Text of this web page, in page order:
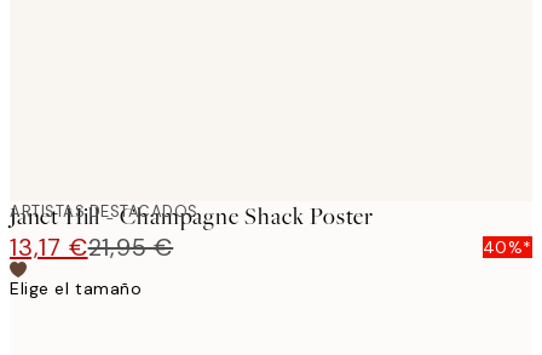
ARTISTAS DESTACADOS
Janet Hill - Champagne Shack Poster
13,17 €21,95 €
40%*
Elige el tamaño